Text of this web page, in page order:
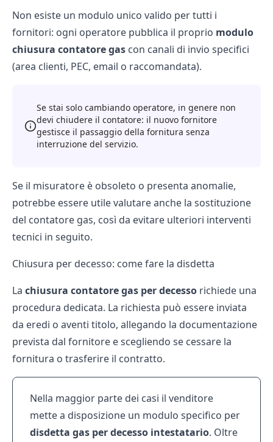
Non esiste un modulo unico valido per tutti i
fornitori: ogni operatore pubblica il proprio modulo
chiusura contatore gas con canali di invio specifici
(area clienti, PEC, email o raccomandata).
Se stai solo cambiando operatore, in genere non
devi chiudere il contatore: il nuovo fornitore
gestisce il passaggio della fornitura senza
interruzione del servizio.
Se il misuratore è obsoleto o presenta anomalie,
potrebbe essere utile valutare anche la sostituzione
del contatore gas, così da evitare ulteriori interventi
tecnici in seguito.
Chiusura per decesso: come fare la disdetta
La chiusura contatore gas per decesso richiede una
procedura dedicata. La richiesta può essere inviata
da eredi o aventi titolo, allegando la documentazione
prevista dal fornitore e scegliendo se cessare la
fornitura o trasferire il contratto.
Nella maggior parte dei casi il venditore
mette a disposizione un modulo specifico per
disdetta gas per decesso intestatario. Oltre